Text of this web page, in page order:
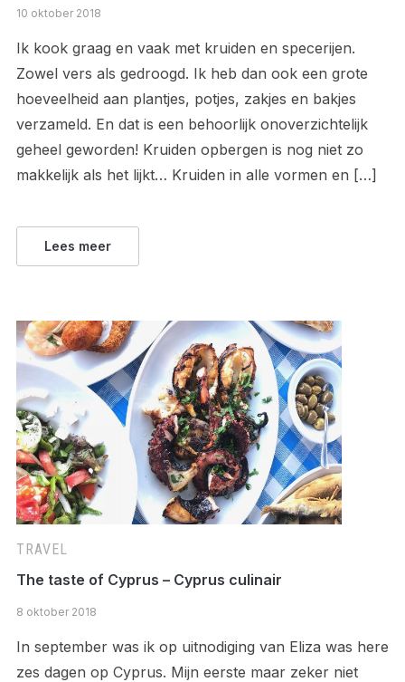
10 oktober 2018
Ik kook graag en vaak met kruiden en specerijen.
Zowel vers als gedroogd. Ik heb dan ook een grote
hoeveelheid aan plantjes, potjes, zakjes en bakjes
verzameld. En dat is een behoorlijk onoverzichtelijk
geheel geworden! Kruiden opbergen is nog niet zo
makkelijk als het lijkt… Kruiden in alle vormen en […]
Lees meer
TRAVEL
The taste of Cyprus – Cyprus culinair
8 oktober 2018
In september was ik op uitnodiging van Eliza was here
zes dagen op Cyprus. Mijn eerste maar zeker niet